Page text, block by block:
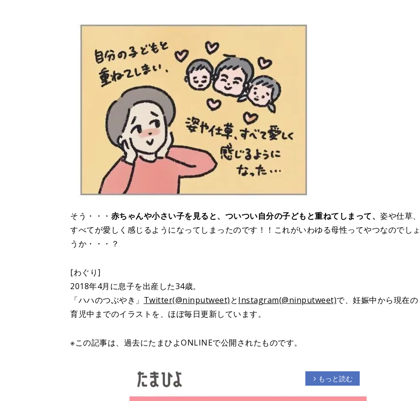
そう・・・ 赤ちゃんや小さい子を見ると、ついつい自分の子どもと重ねてしまって、 姿や仕草、
すべてが愛しく感じるようになってしまったのです！！これがいわゆる母性ってやつなのでしょ
うか・・・？
[わぐり]
2018年4月に息子を出産した34歳。
「ハハのつぶやき」 Twitter(@ninputweet)とInstagram(@ninputweet)で、妊娠中から現在の
育児中までのイラストを、ほぼ毎日更新しています。
※この記事は、過去にたまひよONLINEで公開されたものです。
arrow_forward_ios もっと読む